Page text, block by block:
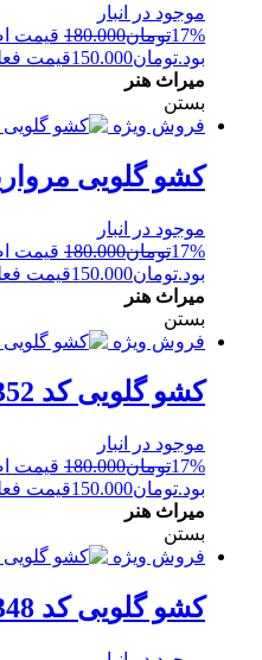
موجود در انبار
17%تومان180.000
بود.تومان150.000قیمت فعلی:
میراث هنر
بستن
فروش ویژه
کشو گلویی مروارید
موجود در انبار
17%تومان180.000
بود.تومان150.000قیمت فعلی:
میراث هنر
بستن
فروش ویژه
کشو گلویی کد 352
موجود در انبار
17%تومان180.000
بود.تومان150.000قیمت فعلی:
میراث هنر
بستن
فروش ویژه
کشو گلویی کد 348 تا351